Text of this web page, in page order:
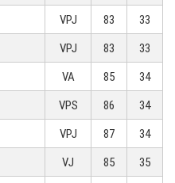
VPJ 83
33
VPJ 83
33
VA 85
34
VPS 86
34
VPJ 87
34
VJ 85
35